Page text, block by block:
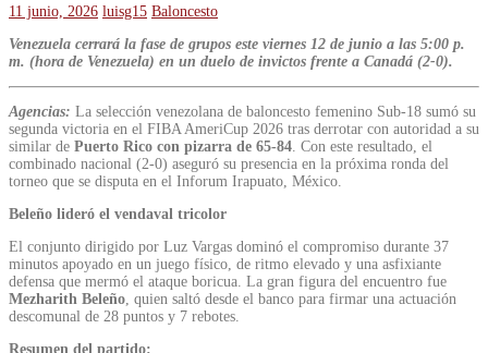
11 junio, 2026 luisg15 Baloncesto
Venezuela cerrará la fase de grupos este viernes 12 de junio a las 5:00 p.
m. (hora de Venezuela) en un duelo de invictos frente a Canadá (2-0).
Agencias: La selección venezolana de baloncesto femenino Sub-18 sumó su
segunda victoria en el FIBA AmeriCup 2026 tras derrotar con autoridad a su
similar de Puerto Rico con pizarra de 65-84. Con este resultado, el
combinado nacional (2-0) aseguró su presencia en la próxima ronda del
torneo que se disputa en el Inforum Irapuato, México.
Beleño lideró el vendaval tricolor
El conjunto dirigido por Luz Vargas dominó el compromiso durante 37
minutos apoyado en un juego físico, de ritmo elevado y una asfixiante
defensa que mermó el ataque boricua. La gran figura del encuentro fue
Mezharith Beleño, quien saltó desde el banco para firmar una actuación
descomunal de 28 puntos y 7 rebotes.
Resumen del partido: